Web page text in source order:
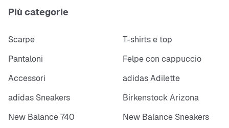
Più categorie
Scarpe
T-shirts e top
Pantaloni
Felpe con cappuccio
Accessori
adidas Adilette
adidas Sneakers
Birkenstock Arizona
New Balance 740
New Balance Sneakers